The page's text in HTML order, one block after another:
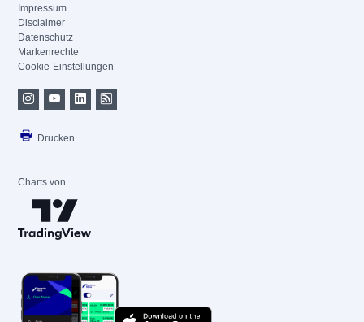
Impressum
Disclaimer
Datenschutz
Markenrechte
Cookie-Einstellungen
Drucken
Charts von